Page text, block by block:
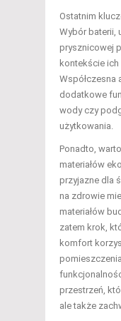
Ostatnim
Wybór baterii,
prysznicowej
kontekście
Współczesna
dodatkowe
wody czy
użytkowania.
Ponadto,
materiałów
przyjazne dla
na zdrowie
materiałów
zatem krok,
komfort
przestrzeń,
ale także